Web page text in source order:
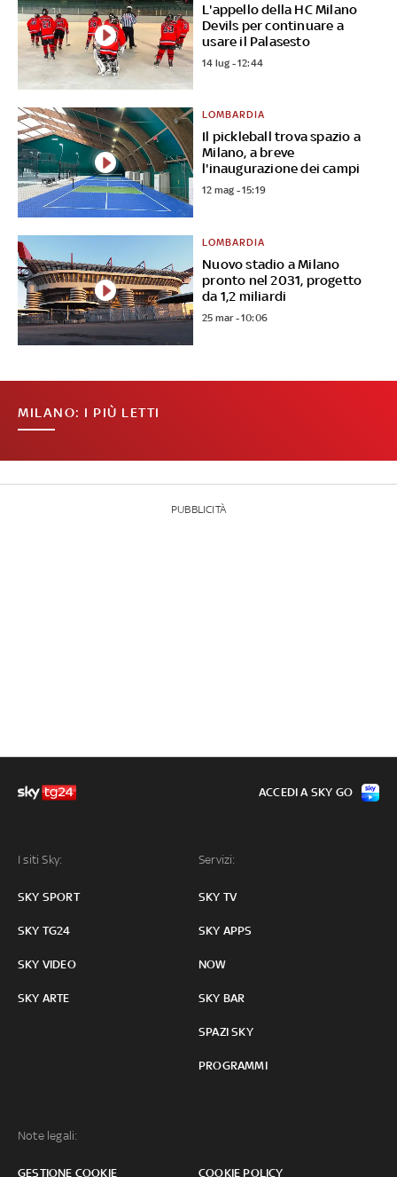
L'appello della HC Milano
Devils per continuare a
usare il Palasesto
14 lug - 12:44
Il pickleball trova spazio a
Milano, a breve
l'inaugurazione dei campi
LOMBARDIA
12 mag - 15:19
Nuovo stadio a Milano
pronto nel 2031, progetto
da 1,2 miliardi
LOMBARDIA
25 mar - 10:06
MILANO: I PIÙ LETTI
PUBBLICITÀ
I siti Sky:
SKY SPORT
SKY TG24
SKY VIDEO
SKY ARTE
Servizi:
SKY TV
SKY APPS
NOW
SKY BAR
SPAZI SKY
PROGRAMMI
Note legali:
GESTIONE COOKIE COOKIE POLICY
ACCEDI A SKY GO